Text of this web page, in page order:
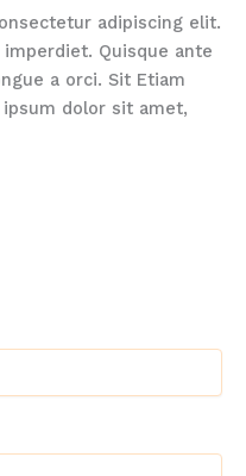
adipiscing elit.
Quisque ante
a orci. Sit Etiam
dolor sit amet,